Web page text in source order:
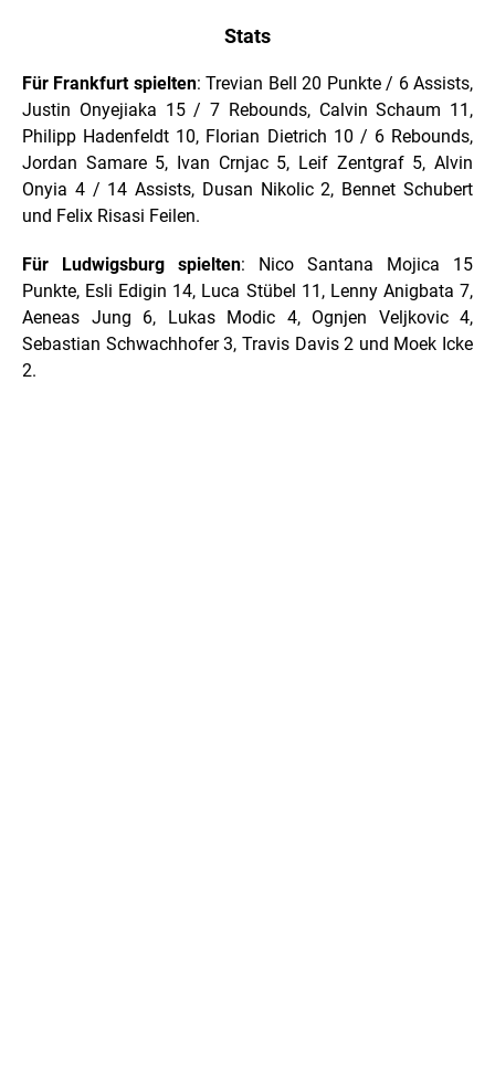
Stats
Für Frankfurt spielten: Trevian Bell 20 Punkte / 6 Assists,
Justin Onyejiaka 15 / 7 Rebounds, Calvin Schaum 11,
Philipp Hadenfeldt 10, Florian Dietrich 10 / 6 Rebounds,
Jordan Samare 5, Ivan Crnjac 5, Leif Zentgraf 5, Alvin
Onyia 4 / 14 Assists, Dusan Nikolic 2, Bennet Schubert
und Felix Risasi Feilen.
Für Ludwigsburg spielten: Nico Santana Mojica 15
Punkte, Esli Edigin 14, Luca Stübel 11, Lenny Anigbata 7,
Aeneas Jung 6, Lukas Modic 4, Ognjen Veljkovic 4,
Sebastian Schwachhofer 3, Travis Davis 2 und Moek Icke
2.